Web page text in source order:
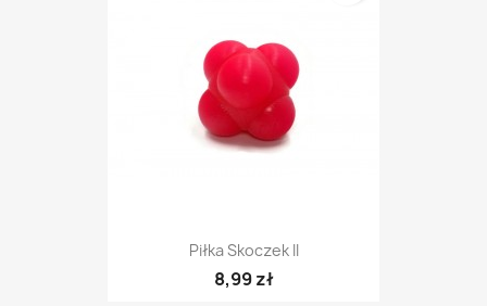
Piłka Skoczek II
8,99 zł